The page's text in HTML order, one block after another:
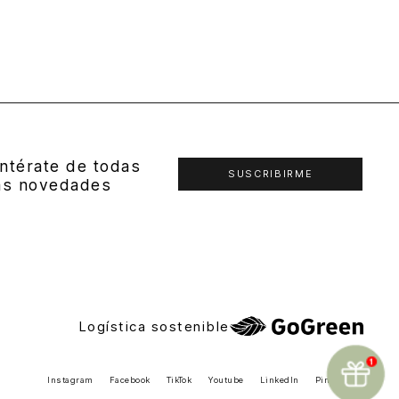
de todas
novedades
SUSCRIBIRME
Logística sostenible
Instagram Facebook TikTok Youtube LinkedIn Pinterest